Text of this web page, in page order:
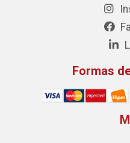
Formas